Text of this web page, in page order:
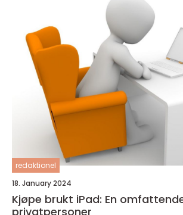
redaktionel
18. January 2024
Kjøpe brukt iPad: En
privatpersoner